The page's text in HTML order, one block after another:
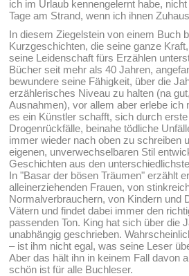
ich im Urlaub kennengelernt habe,
Tage am Strand, wenn ich ihnen
In diesem Ziegelstein von einem Buch
Kurzgeschichten, die seine ganze
seine Leidenschaft fürs Erzählen
Bücher seit mehr als 40 Jahren,
bewundere seine Fähigkeit, über die
erzählerisches Niveau zu halten (na
Ausnahmen), vor allem aber erlebe ich
es ein Künstler schafft, sich durch
Drogenrückfälle, beinahe tödliche
immer wieder nach oben zu schreiben
eigenen, unverwechselbaren Stil
Geschichten aus den
In "Basar der bösen Träumen" erzählt
alleinerziehenden Frauen, von
Normalverbrauchern, von Kindern und
Vätern und findet dabei immer den
passenden Ton. King hat sich über die
unabhängig geschrieben.
– ist ihm nicht egal, was seine Leser
Aber das hält ihn in keinem Fall davon
schön ist für alle Buchleser.